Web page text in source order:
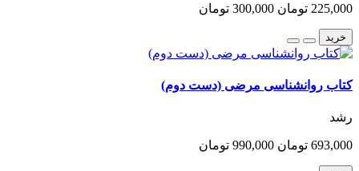
225,000 تومان 300,000 تومان
خرید
کتاب روانشناسی مرضی (دست دوم)
رشد
693,000 تومان 990,000 تومان